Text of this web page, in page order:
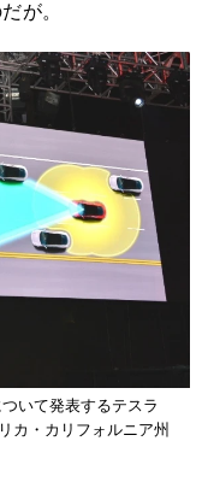
が。
いて発表するテスラ
カ・カリフォルニア州